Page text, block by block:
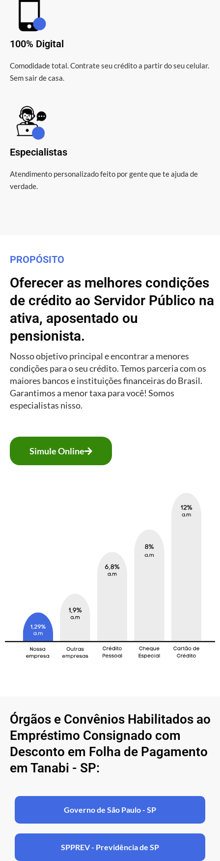
100% Digital
Comodidade total. Contrate seu crédito a partir do seu celular.
Sem sair de casa.
Especialistas
Atendimento personalizado feito por gente que te ajuda de
verdade.
PROPÓSITO
Oferecer as melhores condições
de crédito ao Servidor Público na
ativa, aposentado ou
pensionista.
Nosso objetivo principal e encontrar a menores
condições para o seu crédito. Temos parceria com os
maiores bancos e instituições financeiras do Brasil.
Garantimos a menor taxa para você! Somos
especialistas nisso.
Simule Online
Órgãos e Convênios Habilitados ao
Empréstimo Consignado com
Desconto em Folha de Pagamento
em Tanabi - SP:
Governo de São Paulo - SP
SPPREV - Previdência de SP